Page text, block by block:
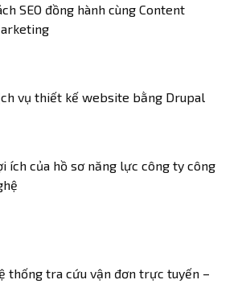
SEO đồng hành cùng Content
vụ thiết kế website bằng Drupal
ích của hồ sơ năng lực công ty công
thống tra cứu vận đơn trực tuyến –